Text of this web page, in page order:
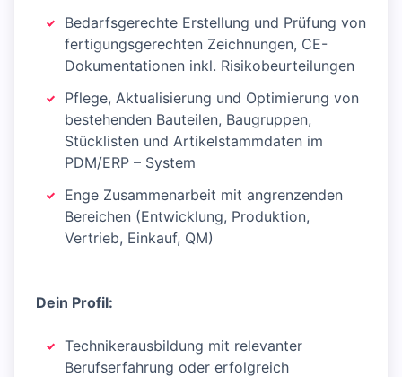
Bedarfsgerechte Erstellung und Prüfung von
fertigungsgerechten Zeichnungen, CE-
Dokumentationen inkl. Risikobeurteilungen
Pflege, Aktualisierung und Optimierung von
bestehenden Bauteilen, Baugruppen,
Stücklisten und Artikelstammdaten im
PDM/ERP – System
Enge Zusammenarbeit mit angrenzenden
Bereichen (Entwicklung, Produktion,
Vertrieb, Einkauf, QM)
Dein Profil:
Technikerausbildung mit relevanter
Berufserfahrung oder erfolgreich